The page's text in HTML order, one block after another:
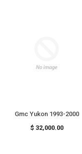
Gmc Yukon 1993-2000
Precio
$ 32,000.00